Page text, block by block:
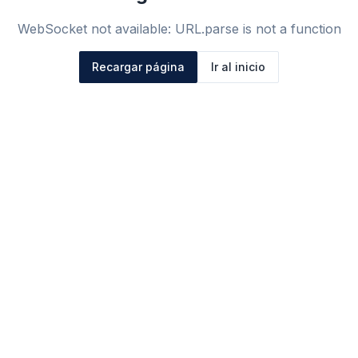
WebSocket not available: URL.parse is not a function
Recargar página Ir al inicio